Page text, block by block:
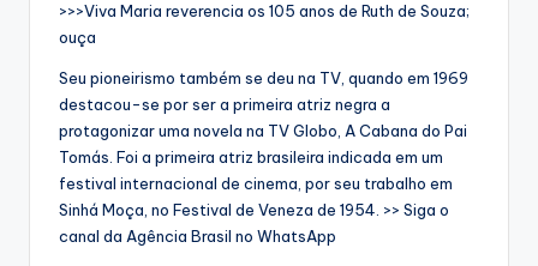
>>>Viva Maria reverencia os 105 anos de Ruth de Souza;
ouça
Seu pioneirismo também se deu na TV, quando em 1969
destacou-se por ser a primeira atriz negra a
protagonizar uma novela na TV Globo, A Cabana do Pai
Tomás. Foi a primeira atriz brasileira indicada em um
festival internacional de cinema, por seu trabalho em
Sinhá Moça, no Festival de Veneza de 1954. >> Siga o
canal da Agência Brasil no WhatsApp